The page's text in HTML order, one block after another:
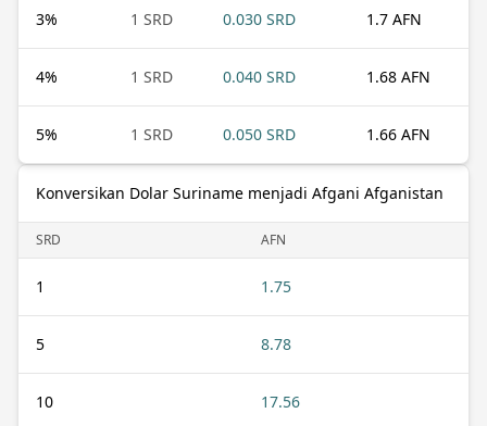
3% 1 SRD 0.030 SRD 1.7 AFN
4% 1 SRD 0.040 SRD 1.68 AFN
5% 1 SRD 0.050 SRD 1.66 AFN
Konversikan Dolar Suriname menjadi Afgani Afganistan
SRD AFN
1 1.75
5 8.78
10 17.56